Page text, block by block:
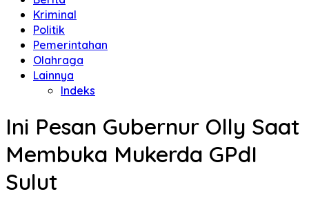
Kriminal
Politik
Pemerintahan
Olahraga
Lainnya
Indeks
Ini Pesan Gubernur Olly Saat
Membuka Mukerda GPdI
Sulut